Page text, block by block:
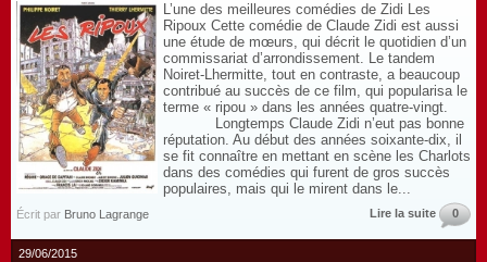
L’une des meilleures comédies de Zidi Les
Ripoux Cette comédie de Claude Zidi est aussi
une étude de mœurs, qui décrit le quotidien d’un
commissariat d’arrondissement. Le tandem
Noiret-Lhermitte, tout en contraste, a beaucoup
contribué au succès de ce film, qui popularisa le
terme « ripou » dans les années quatre-vingt.
Longtemps Claude Zidi n’eut pas bonne
réputation. Au début des années soixante-dix, il
se fit connaître en mettant en scène les Charlots
dans des comédies qui furent de gros succès
populaires, mais qui le mirent dans le...
Écrit par Bruno Lagrange Lire la suite 0
29/06/2015